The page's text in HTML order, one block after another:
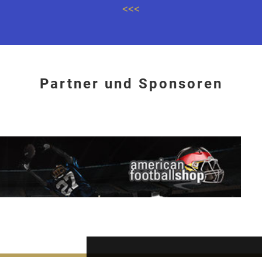
<<<
Partner und Sponsoren